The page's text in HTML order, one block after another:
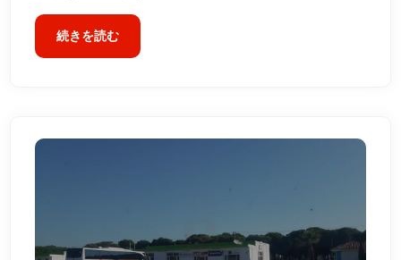
続きを読む